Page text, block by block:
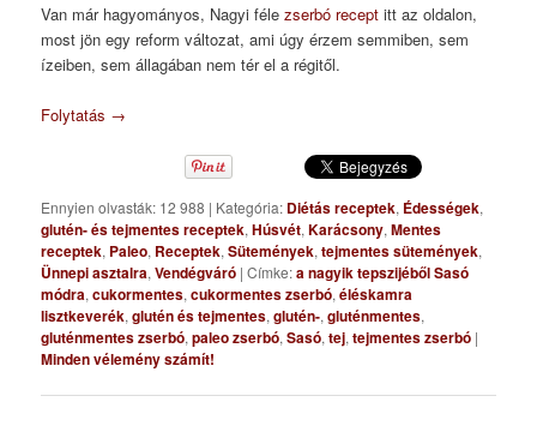
Van már hagyományos, Nagyi félezserbó recept itt az oldalon,
most jön egy reform változat, ami úgy érzem semmiben, sem
ízeiben, sem állagában nem tér el a régitől.
Folytatás →
Ennyien olvasták: 12 988 | Kategória: Diétás receptek, Édességek,
glutén- és tejmentes receptek,Húsvét,Karácsony,Mentes
receptek, Paleo, Receptek,Sütemények,tejmentes sütemények,
Ünnepi asztalra,Vendégváró |Címke:a nagyik tepszijéből Sasó
módra,cukormentes,cukormentes zserbó,éléskamra
lisztkeverék,glutén és tejmentes,glutén-,gluténmentes,
gluténmentes zserbó,paleo zserbó,Sasó,tej,tejmentes zserbó |
Minden vélemény számít!